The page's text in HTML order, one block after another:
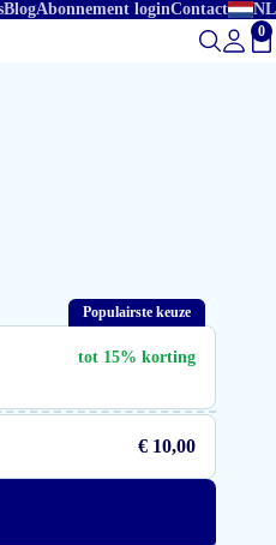
BlogAbonnement loginContact NL
0
Populairste keuze
tot 15% korting
€ 10,00